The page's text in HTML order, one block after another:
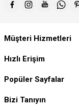
Müşteri Hizmetleri
Hızlı Erişim
Popüler Sayfalar
Bizi Tanıyın